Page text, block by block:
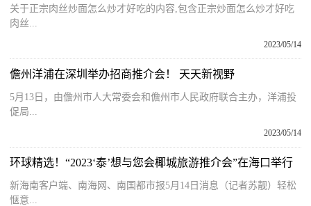
关于正宗肉丝炒面怎么炒才好吃的内容,包含正宗炒面怎么炒才好吃
肉丝...
2023/05/14
儋州洋浦在深圳举办招商推介会！ 天天新视野
5月13日，由儋州市人大常委会和儋州市人民政府联合主办，洋浦投
促局...
2023/05/14
环球精选！“2023‘泰’想与您会椰城旅游推介会”在海口举行
新海南客户端、南海网、南国都市报5月14日消息（记者苏靓）轻松
惬意...